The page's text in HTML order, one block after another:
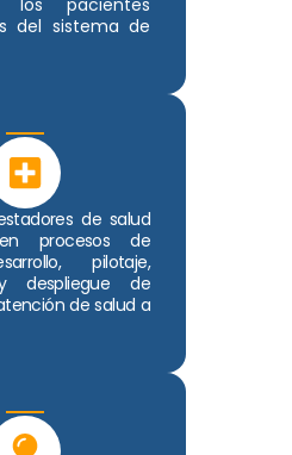
del sistema de
de salud
procesos de
pilotaje,
despliegue de
de salud a